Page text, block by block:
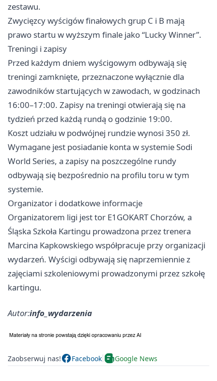
zestawu.
Zwycięzcy wyścigów finałowych grup C i B mają
prawo startu w wyższym finale jako “Lucky Winner”.
Treningi i zapisy
Przed każdym dniem wyścigowym odbywają się
treningi zamknięte, przeznaczone wyłącznie dla
zawodników startujących w zawodach, w godzinach
16:00–17:00. Zapisy na treningi otwierają się na
tydzień przed każdą rundą o godzinie 19:00.
Koszt udziału w podwójnej rundzie wynosi 350 zł.
Wymagane jest posiadanie konta w systemie Sodi
World Series, a zapisy na poszczególne rundy
odbywają się bezpośrednio na profilu toru w tym
systemie.
Organizator i dodatkowe informacje
Organizatorem ligi jest tor E1GOKART Chorzów, a
Śląska Szkoła Kartingu prowadzona przez trenera
Marcina Kapkowskiego współpracuje przy organizacji
wydarzeń. Wyścigi odbywają się naprzemiennie z
zajęciami szkoleniowymi prowadzonymi przez szkołę
kartingu.
Autor:info_wydarzenia
Zaobserwuj nas! Facebook Google News